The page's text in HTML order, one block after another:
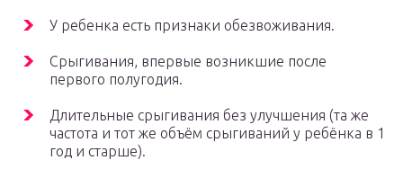
У ребенка есть признаки обезвоживания.
Срыгивания, впервые возникшие после
первого полугодия.
Длительные срыгивания без улучшения (та же
частота и тот же объём срыгиваний у ребёнка в 1
год и старше).